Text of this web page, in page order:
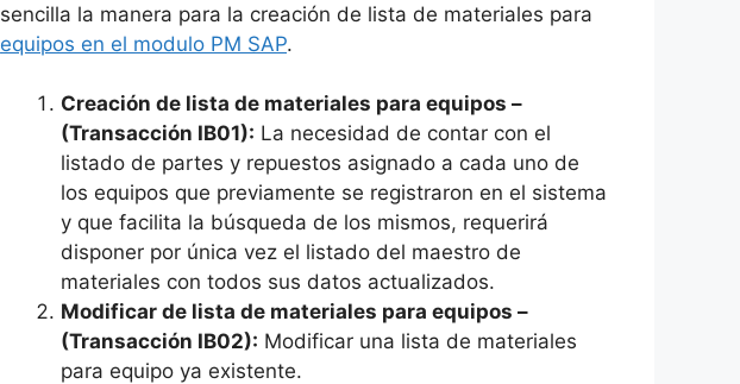
sencilla la manera para la creación de lista de materiales para
equipos en el modulo PM SAP.
Creación de lista de materiales para equipos –
(Transacción IB01): La necesidad de contar con el
listado de partes y repuestos asignado a cada uno de
los equipos que previamente se registraron en el sistema
y que facilita la búsqueda de los mismos, requerirá
disponer por única vez el listado del maestro de
materiales con todos sus datos actualizados.
Modificar de lista de materiales para equipos –
(Transacción IB02): Modificar una lista de materiales
para equipo ya existente.